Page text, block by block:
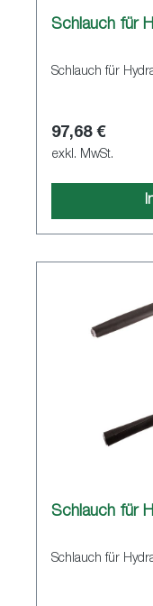
97,68 €
exkl. MwSt.
Schlauch für
Schlauch für